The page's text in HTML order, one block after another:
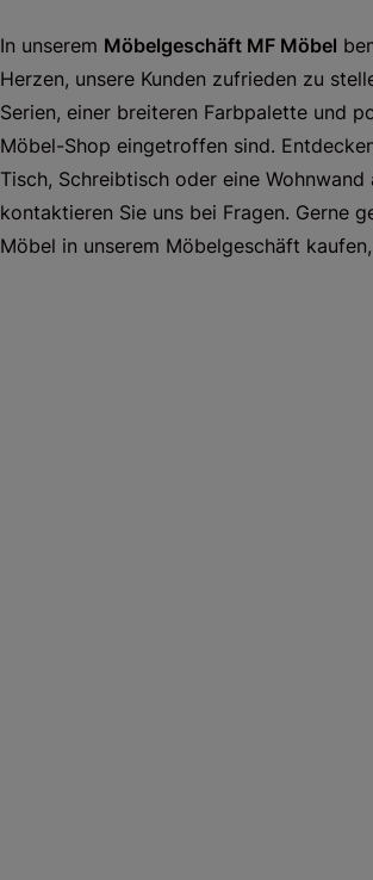
In unserem Möbelgeschäft MF Möbel
Herzen, unsere Kunden zufrieden zu
Serien, einer breiteren Farbpalette und
Möbel-Shop eingetroffen sind.
Tisch, Schreibtisch oder eine
kontaktieren Sie uns bei Fragen. Gerne
Möbel in unserem Möbelgeschäft